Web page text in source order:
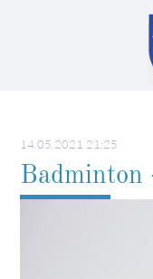
Suchbegriffe
14.05.2021 21:25